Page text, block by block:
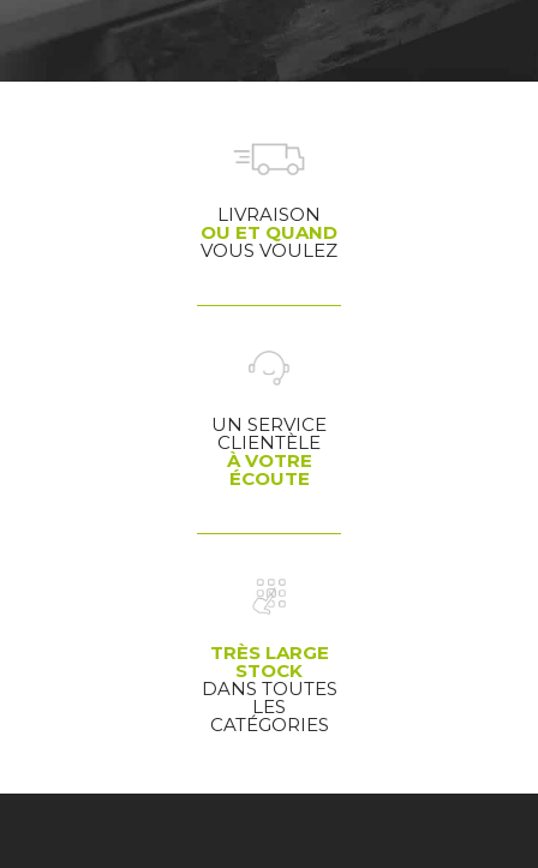
LIVRAISON
OU ET QUAND
VOUS VOULEZ
UN SERVICE
CLIENTÈLE
À VOTRE
ÉCOUTE
TRÈS LARGE
STOCK
DANS TOUTES
LES
CATÉGORIES